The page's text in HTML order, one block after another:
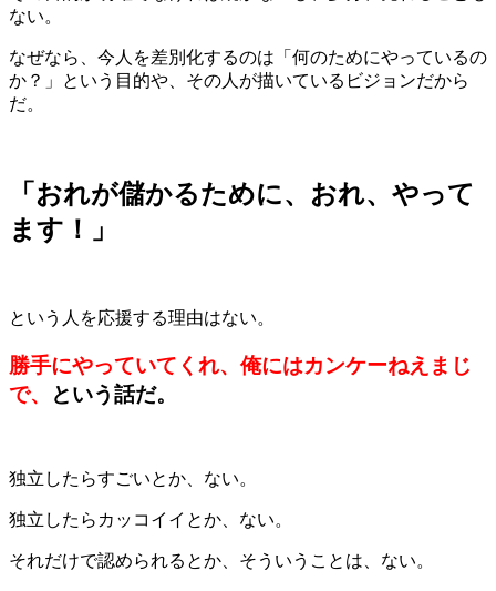
ない。
なぜなら、今人を差別化するのは「何のためにやっているの
か？」という目的や、その人が描いているビジョンだから
だ。
「おれが儲かるために、おれ、やって
ます！」
という人を応援する理由はない。
勝手にやっていてくれ、俺にはカンケーねえまじ
で、
という話だ。
独立したらすごいとか、ない。
独立したらカッコイイとか、ない。
それだけで認められるとか、そういうことは、ない。